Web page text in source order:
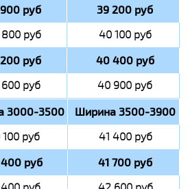
руб 39 200 руб
руб 40 100 руб
руб 40 400 руб
руб 40 900 руб
3000-3500 Ширина 3500-3900
руб 41 400 руб
руб 41 700 руб